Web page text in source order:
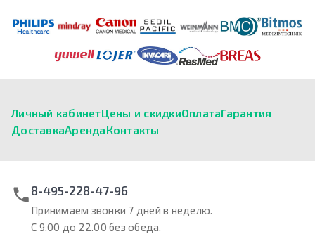
Личный кабинетЦены и скидкиОплатаГарантия
ДоставкаАрендаКонтакты
8-495-228-47-96
Принимаем звонки 7 дней в неделю.
С 9.00 до 22.00 без обеда.